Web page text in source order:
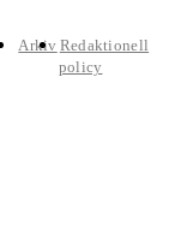
Arkiv Redaktionell
policy